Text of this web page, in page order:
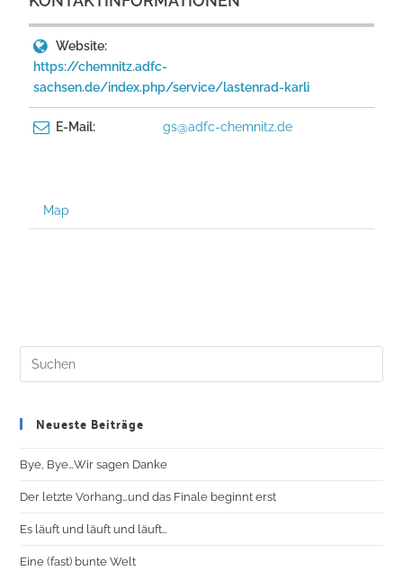
Website:
https://chemnitz.adfc-
sachsen.de/index.php/service/lastenrad-karli
E-Mail: gs@adfc-chemnitz.de
Map
Neueste Beiträge
Bye, Bye…Wir sagen Danke
Der letzte Vorhang…und das Finale beginnt erst
Es läuft und läuft und läuft…
Eine (fast) bunte Welt